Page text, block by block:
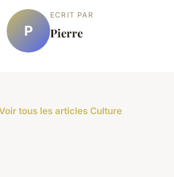
P
ECRIT PAR
Pierre
tous les articles Culture